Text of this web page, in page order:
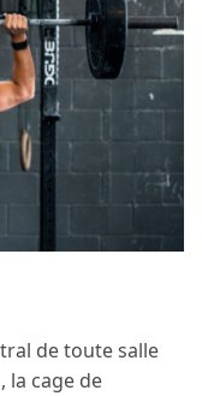
de toute salle
la cage de